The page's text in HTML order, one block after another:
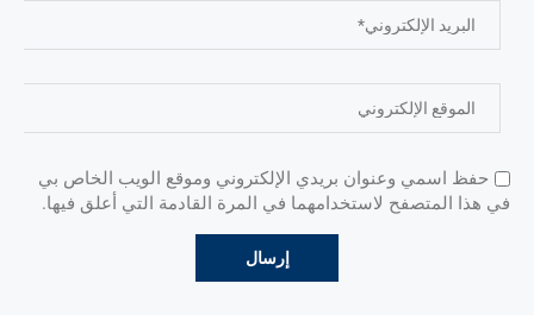
حفظ اسمي وعنوان بريدي الإلكتروني وموقع الويب الخاص بي
في هذا المتصفح لاستخدامهما في المرة القادمة التي أعلق فيها.